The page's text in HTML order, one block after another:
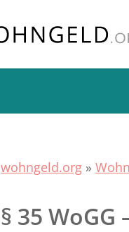
wohngeld.org »
§ 35